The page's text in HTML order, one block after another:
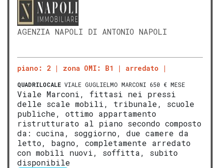
AGENZIA NAPOLI DI ANTONIO NAPOLI
piano: 2 zona OMI: B1 arredato
QUADRILOCALE VIALE GUGLIELMO MARCONI 650 € MESE
Viale Marconi, fittasi nei pressi
delle scale mobili, tribunale, scuole
publiche, ottimo appartamento
ristrutturato al piano secondo composto
da: cucina, soggiorno, due camere da
letto, bagno, completamente arredato
con mobili nuovi, soffitta, subito
disponibile